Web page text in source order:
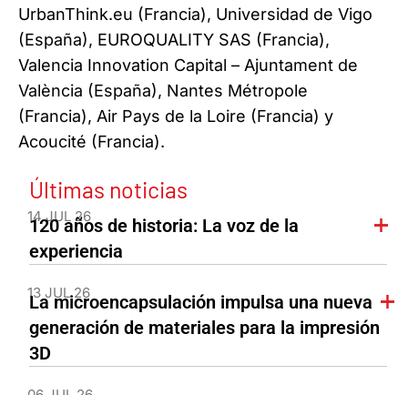
UrbanThink.eu (Francia), Universidad de Vigo
(España), EUROQUALITY SAS (Francia),
Valencia Innovation Capital – Ajuntament de
València (España), Nantes Métropole
(Francia), Air Pays de la Loire (Francia) y
Acoucité (Francia).
Últimas noticias
14 JUL 26
120 años de historia: La voz de la
experiencia
13 JUL 26
La microencapsulación impulsa una nueva
generación de materiales para la impresión
3D